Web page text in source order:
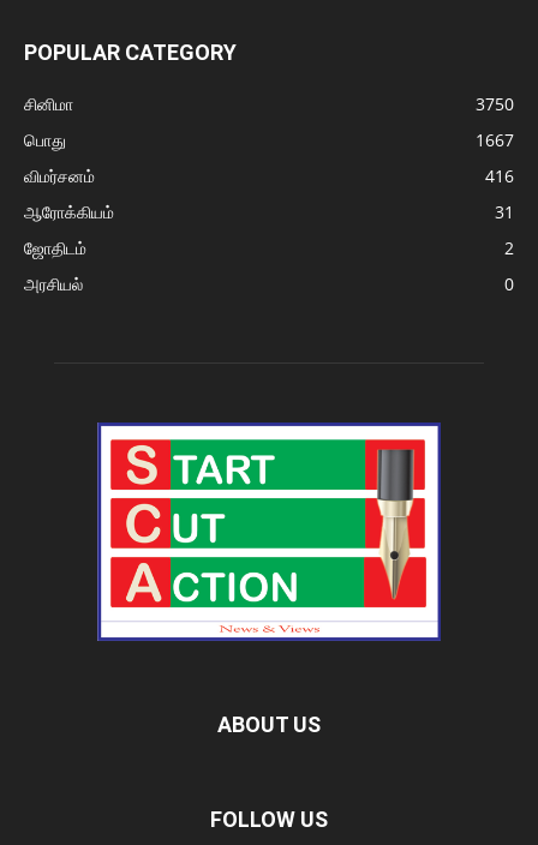
POPULAR CATEGORY
சினிமா
3750
பொது
1667
விமர்சனம்
416
ஆரோக்கியம்
31
ஜோதிடம்
2
அரசியல்
0
ABOUT US
FOLLOW US